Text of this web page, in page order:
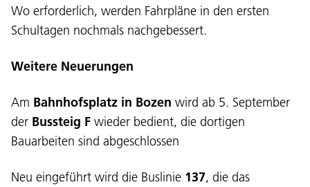
Wo erforderlich, werden Fahrpläne in den ersten
Schultagen nochmals nachgebessert.
Weitere Neuerungen
Am Bahnhofsplatz in Bozen wird ab 5. September
der Bussteig F wieder bedient, die dortigen
Bauarbeiten sind abgeschlossen
Neu eingeführt wird die Buslinie 137, die das